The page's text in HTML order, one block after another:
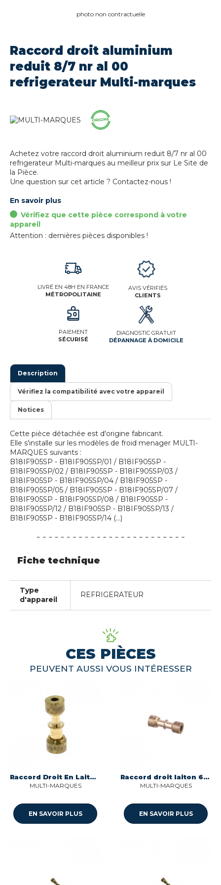
photo non contractuelle
Raccord droit aluminium
reduit 8/7 nr al 00
refrigerateur Multi-marques
Achetez votre raccord droit aluminium reduit 8/7 nr al 00
refrigerateur Multi-marques au meilleur prix sur Le Site de
la Pièce.
Une question sur cet article ? Contactez-nous !
En savoir plus
Vérifiez que cette pièce correspond à votre
appareil
Attention : dernières pièces disponibles !
LIVRÉ EN 48H EN FRANCE
MÉTROPOLITAINE
PAIEMENT
SÉCURISÉ
AVIS VÉRIFIÉS
CLIENTS
DIAGNOSTIC GRATUIT
DÉPANNAGE À DOMICILE
Description
Vérifiez la compatibilité avec votre appareil
Notices
Cette pièce détachée est d'origine fabricant.
Elle s'installe sur les modèles de froid menager MULTI-
MARQUES suivants :
B18IF905SP - B18IF905SP/01 / B18IF905SP -
B18IF905SP/02 / B18IF905SP - B18IF905SP/03 /
B18IF905SP - B18IF905SP/04 / B18IF905SP -
B18IF905SP/05 / B18IF905SP - B18IF905SP/07 /
B18IF905SP - B18IF905SP/08 / B18IF905SP -
B18IF905SP/12 / B18IF905SP - B18IF905SP/13 /
B18IF905SP - B18IF905SP/14 (...)
Fiche technique
Type
d'appareil
REFRIGERATEUR
CES PIÈCES
PEUVENT AUSSI VOUS INTÉRESSER
Raccord Droit En Laiton Reduit
MULTI-MARQUES
EN SAVOIR PLUS
Raccord droit laiton 6 nk ms 00 Multi-marques
MULTI-MARQUES
EN SAVOIR PLUS